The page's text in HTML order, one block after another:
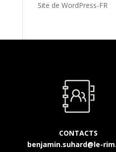
Site de WordPress-FR
CONTACTS
benjamin.suhard@le-